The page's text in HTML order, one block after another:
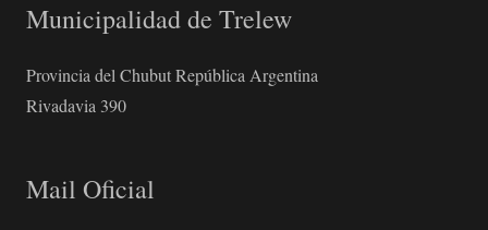
Municipalidad de Trelew
Provincia del Chubut República Argentina
Rivadavia 390
Mail Oficial